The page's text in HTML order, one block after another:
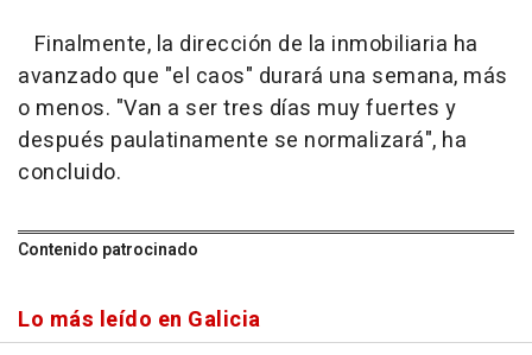
Finalmente, la dirección de la inmobiliaria ha
avanzado que "el caos" durará una semana, más
o menos. "Van a ser tres días muy fuertes y
después paulatinamente se normalizará", ha
concluido.
Contenido patrocinado
Lo más leído en Galicia